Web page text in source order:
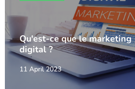
Qu'est-ce que le marketing
digital ?
11 April 2023